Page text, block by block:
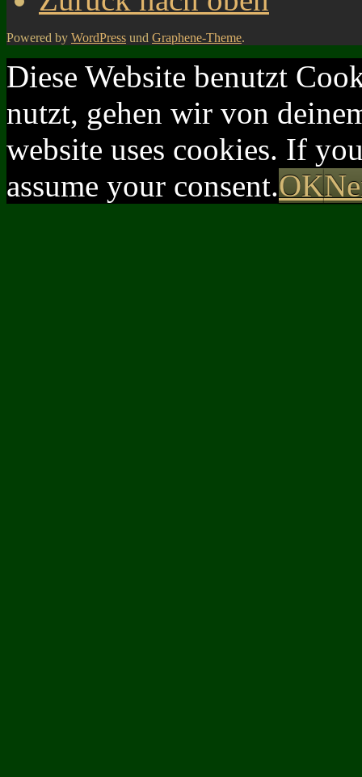
Powered by WordPress und Graphene-Theme.
Diese Website benutzt
nutzt, gehen wir von
website uses cookies. If
assume your consent.OK